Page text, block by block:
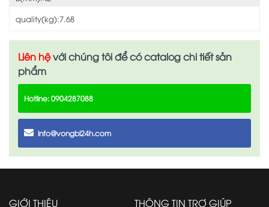
quality(kg):7.68
Liên hệvới chúng tôi để có catalog chi tiết sản
phẩm
Hotline: 0904287088
info@vongbi24h.com
GIỚI THIỆU THÔNG TIN TRỢ GIÚP